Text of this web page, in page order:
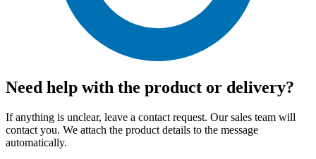
Need help with the product or delivery?
If anything is unclear, leave a contact request. Our sales team will
contact you. We attach the product details to the message
automatically.